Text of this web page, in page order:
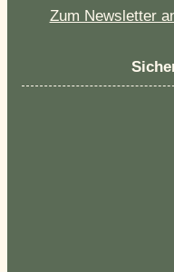
Zum Newsletter